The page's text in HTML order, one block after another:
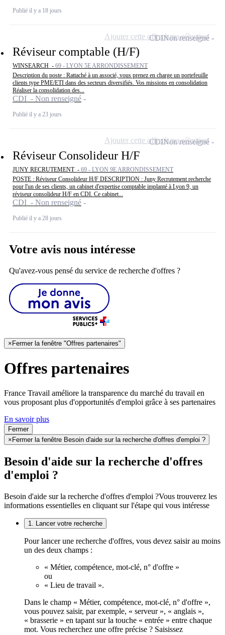
Publié il y a 18 jours
Réviseur comptable (H/F)
WINSEARCH - 69 - LYON 5E ARRONDISSEMENT
Description du poste : Rattaché à un associé, vous prenez en charge un portefeuille
clients type PME/ETI dans des secteurs diversifiés. Vos missions en consolidation
Réaliser la consolidation des...
CDI - Non renseigné
Publié il y a 23 jours
CDINon renseigné
Ajouter cette offre à ma sélection
Réviseur Consolideur H/F
JUNY RECRUTEMENT - 69 - LYON 9E ARRONDISSEMENT
POSTE : Réviseur Consolideur H/F DESCRIPTION : Juny Recrutement recherche
pour l'un de ses clients, un cabinet d'expertise comptable implanté à Lyon 9, un
réviseur consolideur H/F en CDI. Ce cabinet...
CDI - Non renseigné
Publié il y a 28 jours
CDINon renseigné
Ajouter cette offre à ma sélection
Votre avis nous intéresse
Qu'avez-vous pensé du service de recherche d'offres ?
× Fermer la fenêtre "Offres partenaires"
Offres partenaires
France Travail améliore la transparence du marché du travail en
vous proposant plus d'opportunités d'emploi grâce à ses partenaires
En savoir plus
Fermer
×Fermer la fenêtre Besoin d'aide sur la recherche d'offres d'emploi ?
Besoin d'aide sur la recherche d'offres
d'emploi ?
Besoin d'aide sur la recherche d'offres d'emploi ?Vous trouverez les
informations essentielles en cliquant sur l'étape qui vous intéresse
1. Lancer votre recherche
Pour lancer une recherche d'offres, vous devez saisir au moins
un des deux champs :
« Métier, compétence, mot-clé, n° d'offre »
ou
« Lieu de travail ».
Dans le champ « Métier, compétence, mot-clé, n° d'offre »,
vous pouvez saisir, par exemple, « serveur », « anglais »,
« brasserie » en tapant sur la touche « entrée » entre chaque
mot. Vous recherchez une offre précise ? Saisissez